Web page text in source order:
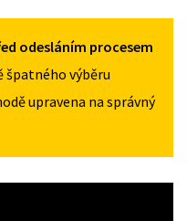
odesláním procesem
špatného výběru
upravena na správný